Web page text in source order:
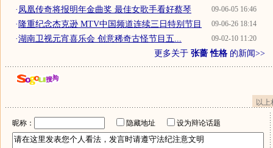
09-06-05 16:46
· 凤凰传奇将报明年金曲奖 最佳女歌手看好蔡琴
09-06-26 18:14
·隆重纪念杰克逊 MTV中国频道连续三日特别节目
09-02-10 11:20
·湖南卫视元宵喜乐会 创意稀奇古怪节目五...
更多关于 张蔷 性格的新闻>>
以
昵称： 隐藏地址 设为辩论话题